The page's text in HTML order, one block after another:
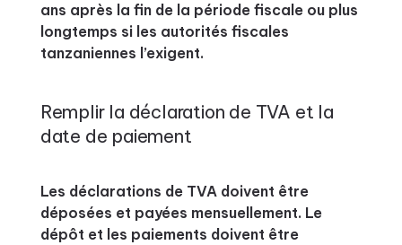
ans après la fin de la période fiscale ou plus
longtemps si les autorités fiscales
tanzaniennes l’exigent.
Remplir la déclaration de TVA et la
date de paiement
Les déclarations de TVA doivent être
déposées et payées mensuellement. Le
dépôt et les paiements doivent être